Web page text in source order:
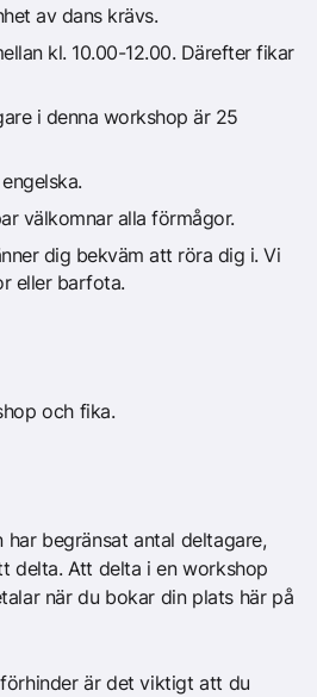
av dans krävs.
kl. 10.00-12.00. Därefter fikar
i denna workshop är 25
välkomnar alla förmågor.
dig bekväm att röra dig i. Vi
eller barfota.
och fika.
begränsat antal deltagare,
delta. Att delta i en workshop
när du bokar din plats här på
är det viktigt att du